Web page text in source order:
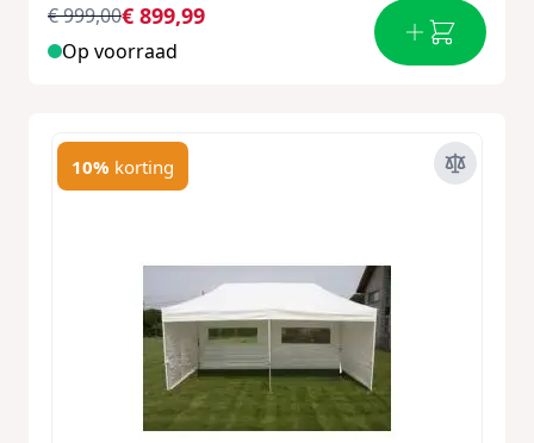
€ 899,99
€ 999,00
Op voorraad
10% korting